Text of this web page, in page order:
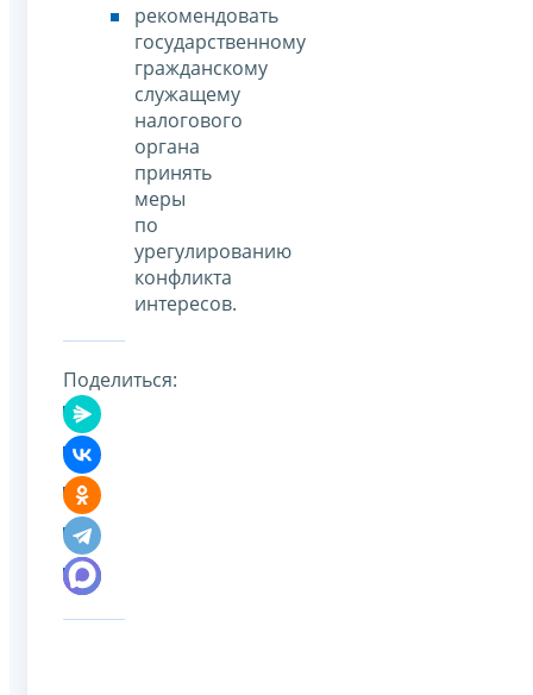
рекомендовать
государственному
гражданскому
служащему
налогового
органа
принять
меры
по
урегулированию
конфликта
интересов.
Поделиться: